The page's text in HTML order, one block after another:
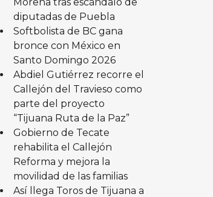
diputadas de Puebla
Softbolista de BC gana
bronce con México en
Santo Domingo 2026
Abdiel Gutiérrez recorre el
Callejón del Travieso como
parte del proyecto
“Tijuana Ruta de la Paz”
Gobierno de Tecate
rehabilita el Callejón
Reforma y mejora la
movilidad de las familias
Así llega Toros de Tijuana a